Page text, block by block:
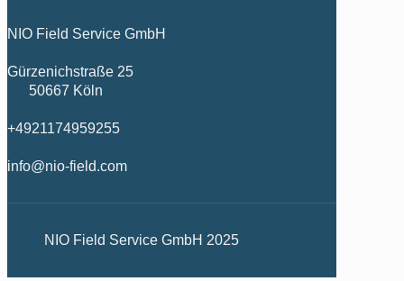
NIO Field Service GmbH
Gürzenichstraße 25
50667 Köln
+4921174959255
info@nio-field.com
NIO Field Service GmbH 2025